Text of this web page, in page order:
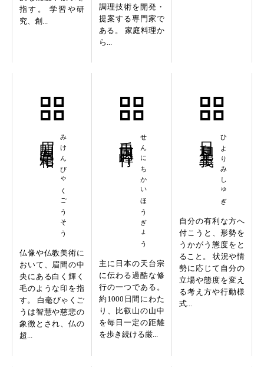
指す。 学習や研
究、創...
調理技術を開発・
提案する専門家で
ある。 家庭料理か
ら...
みけんびゃくごうそう
仏像や仏教美術に
おいて、眉間の中
央にある白く輝く
毛のような印を指
す。 白毫びゃくご
うは智慧や慈悲の
象徴とされ、仏の
超...
せんにちかいほうぎょう
主に日本の天台宗
に伝わる過酷な修
行の一つである。
約1000日間にわた
り、比叡山の山中
を毎日一定の距離
を歩き続ける厳...
ひよりみしゅぎ
自分の有利な方へ
付こうと、形勢を
うかがう態度をと
ること。 状況や情
勢に応じて自分の
立場や態度を変え
る考え方や行動様
式...